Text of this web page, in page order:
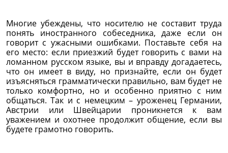
Многие убеждены, что носителю не составит труда
понять иностранного собеседника, даже если он
говорит с ужасными ошибками. Поставьте себя на
его место: если приезжий будет говорить с вами на
ломанном русском языке, вы и вправду догадаетесь,
что он имеет в виду, но признайте, если он будет
изъясняться грамматически правильно, вам будет не
только комфортно, но и особенно приятно с ним
общаться. Так и с немецким – уроженец Германии,
Австрии или Швейцарии проникнется к вам
уважением и охотнее продолжит общение, если вы
будете грамотно говорить.